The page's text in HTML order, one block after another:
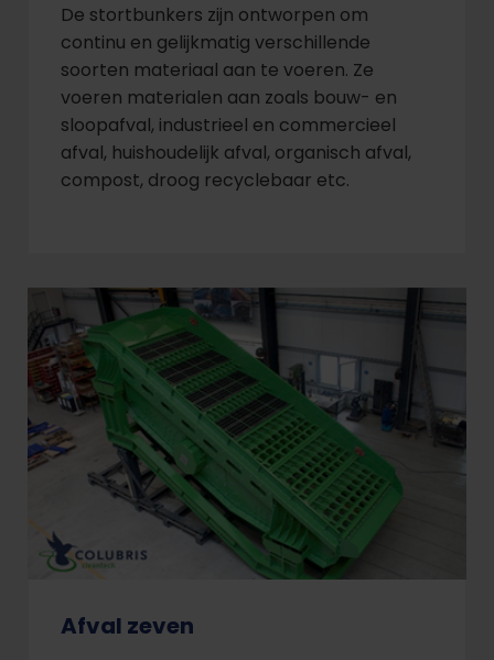
De stortbunkers zijn ontworpen om
continu en gelijkmatig verschillende
soorten materiaal aan te voeren. Ze
voeren materialen aan zoals bouw- en
sloopafval, industrieel en commercieel
afval, huishoudelijk afval, organisch afval,
compost, droog recyclebaar etc.
Afval zeven